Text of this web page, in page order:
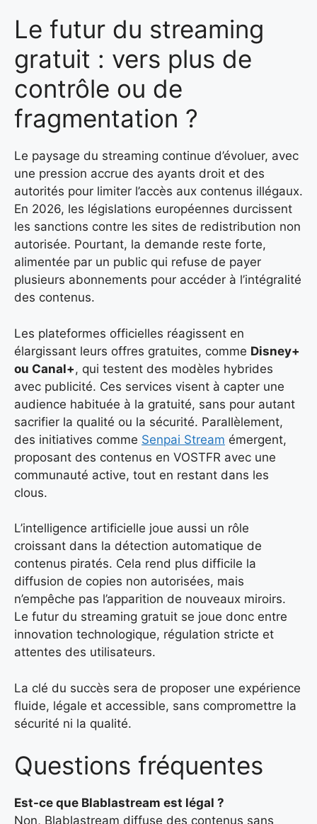
Le futur du streaming
gratuit : vers plus de
contrôle ou de
fragmentation ?
Le paysage du streaming continue d’évoluer, avec
une pression accrue des ayants droit et des
autorités pour limiter l’accès aux contenus illégaux.
En 2026, les législations européennes durcissent
les sanctions contre les sites de redistribution non
autorisée. Pourtant, la demande reste forte,
alimentée par un public qui refuse de payer
plusieurs abonnements pour accéder à l’intégralité
des contenus.
Les plateformes officielles réagissent en
élargissant leurs offres gratuites, comme Disney+
ou Canal+, qui testent des modèles hybrides
avec publicité. Ces services visent à capter une
audience habituée à la gratuité, sans pour autant
sacrifier la qualité ou la sécurité. Parallèlement,
des initiatives comme Senpai Stream émergent,
proposant des contenus en VOSTFR avec une
communauté active, tout en restant dans les
clous.
L’intelligence artificielle joue aussi un rôle
croissant dans la détection automatique de
contenus piratés. Cela rend plus difficile la
diffusion de copies non autorisées, mais
n’empêche pas l’apparition de nouveaux miroirs.
Le futur du streaming gratuit se joue donc entre
innovation technologique, régulation stricte et
attentes des utilisateurs.
La clé du succès sera de proposer une expérience
fluide, légale et accessible, sans compromettre la
sécurité ni la qualité.
Questions fréquentes
Est-ce que Blablastream est légal ?
Non, Blablastream diffuse des contenus sans